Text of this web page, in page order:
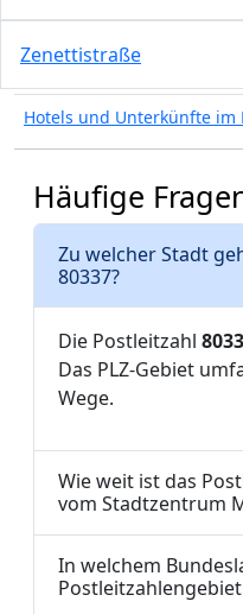
Zenettistraße
Hotels und Unterkünfte im
Häufige
Zu welcher Stadt
80337?
Die Postleitzahl
Das PLZ-Gebiet
Wege.
Wie weit ist das
vom Stadtzentrum
In welchem
Postleitzahlengebiet